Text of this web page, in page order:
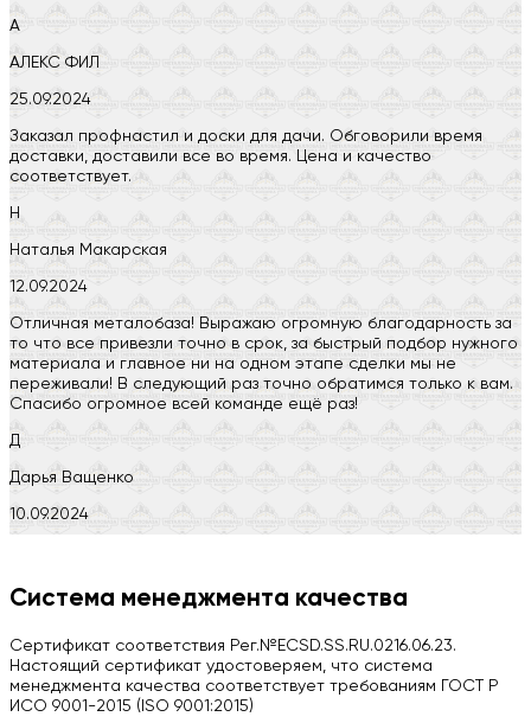
А
АЛЕКС ФИЛ
25.09.2024
Заказал профнастил и доски для дачи. Обговорили время
доставки, доставили все во время. Цена и качество
соответствует.
Н
Наталья Макарская
12.09.2024
Отличная металобаза! Выражаю огромную благодарность за
то что все привезли точно в срок, за быстрый подбор нужного
материала и главное ни на одном этапе сделки мы не
переживали! В следующий раз точно обратимся только к вам.
Спасибо огромное всей команде ещё раз!
Д
Дарья Ващенко
10.09.2024
H
03.09.2024
Вся работа выполнена в срок. Всем рекомендую
Система менеджмента качества
Сертификат соответствия Рег.№ECSD.SS.RU.0216.06.23.
Настоящий сертификат удостоверяем, что система
менеджмента качества соответствует требованиям ГОСТ Р
ИСО 9001-2015 (ISO 9001:2015)